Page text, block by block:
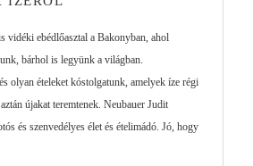
vidéki ebédlőasztal a Bakonyban, ahol
bárhol is legyünk a világban.
olyan ételeket kóstolgatunk, amelyek íze régi
újakat teremtenek. Neubauer Judit
és szenvedélyes élet és ételimádó. Jó, hogy